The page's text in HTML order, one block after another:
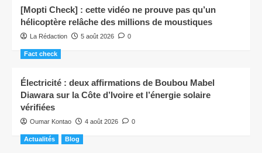
[Mopti Check] : cette vidéo ne prouve pas qu’un
hélicoptère relâche des millions de moustiques
La Rédaction 5 août 2026 0
Fact check
Électricité : deux affirmations de Boubou Mabel
Diawara sur la Côte d’Ivoire et l’énergie solaire
vérifiées
Oumar Kontao 4 août 2026 0
Actualités Blog